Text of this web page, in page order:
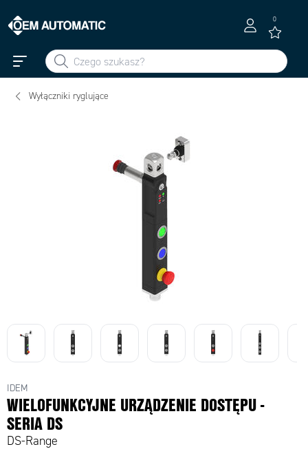
0
Wyłączniki ryglujące
IDEM
WIELOFUNKCYJNE URZĄDZENIE DOSTĘPU -
SERIA DS
DS-Range